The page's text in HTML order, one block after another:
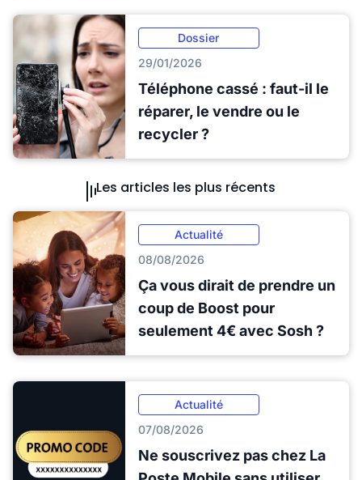
Dossier
29/01/2026
Téléphone cassé : faut-il le
réparer, le vendre ou le
recycler ?
Les articles les plus récents
Actualité
08/08/2026
Ça vous dirait de prendre un
coup de Boost pour
seulement 4€ avec Sosh ?
Actualité
07/08/2026
Ne souscrivez pas chez La